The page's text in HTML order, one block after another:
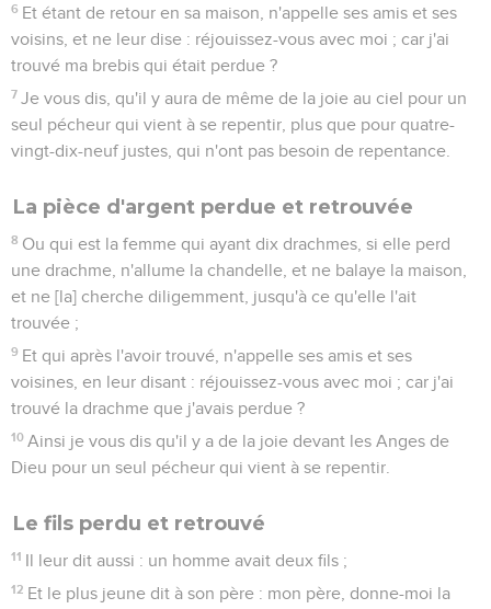
6 Et étant de retour en sa maison, n'appelle ses amis et ses
voisins, et ne leur dise : réjouissez-vous avec moi ; car j'ai
trouvé ma brebis qui était perdue ?
7 Je vous dis, qu'il y aura de même de la joie au ciel pour un
seul pécheur qui vient à se repentir, plus que pour quatre-
vingt-dix-neuf justes, qui n'ont pas besoin de repentance.
La pièce d'argent perdue et retrouvée
8 Ou qui est la femme qui ayant dix drachmes, si elle perd
une drachme, n'allume la chandelle, et ne balaye la maison,
et ne [la] cherche diligemment, jusqu'à ce qu'elle l'ait
trouvée ;
9 Et qui après l'avoir trouvé, n'appelle ses amis et ses
voisines, en leur disant : réjouissez-vous avec moi ; car j'ai
trouvé la drachme que j'avais perdue ?
10 Ainsi je vous dis qu'il y a de la joie devant les Anges de
Dieu pour un seul pécheur qui vient à se repentir.
Le fils perdu et retrouvé
11 Il leur dit aussi : un homme avait deux fils ;
12 Et le plus jeune dit à son père : mon père, donne-moi la